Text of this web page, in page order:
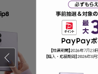
Previous